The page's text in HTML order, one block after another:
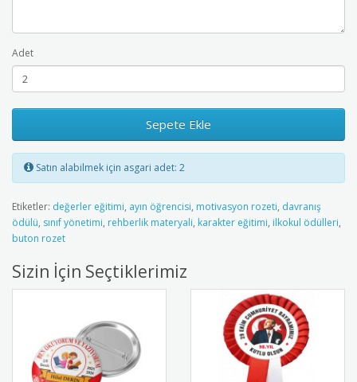
Adet
Sepete Ekle
Satın alabilmek için asgari adet: 2
Etiketler: değerler eğitimi, ayın öğrencisi, motivasyon rozeti, davranış
ödülü, sınıf yönetimi, rehberlik materyali, karakter eğitimi, ilkokul ödülleri,
buton rozet
Sizin İçin Seçtiklerimiz